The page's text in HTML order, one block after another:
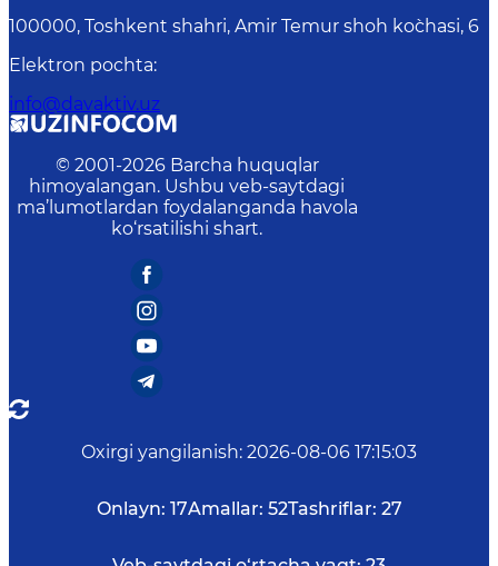
100000, Toshkent shahri, Amir Temur shoh ko`chasi, 6
Elektron pochta:
info@davaktiv.uz
© 2001-2026 Barcha huquqlar
himoyalangan. Ushbu veb-saytdagi
ma’lumotlardan foydalanganda havola
ko‘rsatilishi shart.
Oxirgi yangilanish: 2026-08-06 17:15:03
Onlayn: 17Amallar: 52Tashriflar: 27